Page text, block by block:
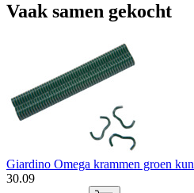
Vaak samen gekocht
Giardino Omega krammen groen
30.09